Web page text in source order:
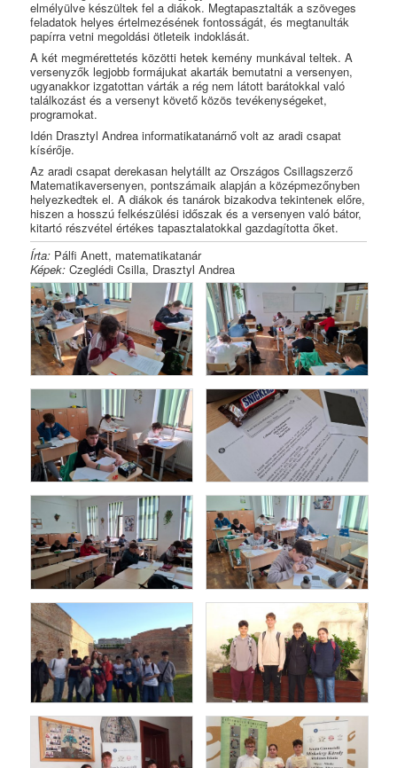
elmélyülve készültek fel a diákok. Megtapasztalták a szöveges
feladatok helyes értelmezésének fontosságát, és megtanulták
papírra vetni megoldási ötleteik indoklását.
A két megmérettetés közötti hetek kemény munkával teltek. A
versenyzők legjobb formájukat akarták bemutatni a versenyen,
ugyanakkor izgatottan várták a rég nem látott barátokkal való
találkozást és a versenyt követő közös tevékenységeket,
programokat.
Idén Drasztyl Andrea informatikatanárnő volt az aradi csapat
kísérője.
Az aradi csapat derekasan helytállt az Országos Csillagszerző
Matematikaversenyen, pontszámaik alapján a középmezőnyben
helyezkedtek el. A diákok és tanárok bizakodva tekintenek előre,
hiszen a hosszú felkészülési időszak és a versenyen való bátor,
kitartó részvétel értékes tapasztalatokkal gazdagította őket.
Írta: Pálfi Anett, matematikatanár
Képek: Czeglédi Csilla, Drasztyl Andrea